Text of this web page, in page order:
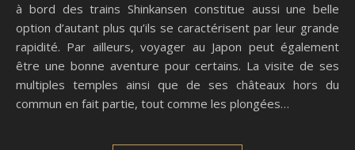
à bord des trains Shinkansen constitue aussi une belle
option d’autant plus qu’ils se caractérisent par leur grande
rapidité. Par ailleurs, voyager au Japon peut également
être une bonne aventure pour certains. La visite de ses
multiples temples ainsi que de ses châteaux hors du
commun en fait partie, tout comme les plongées…